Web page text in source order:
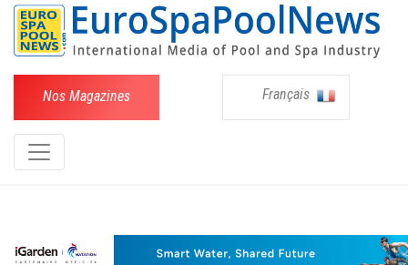
Nos Magazines Français